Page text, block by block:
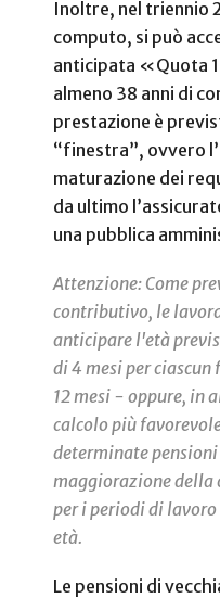
Inoltre, nel triennio
computo, si può
anticipata «Quota
almeno 38 anni di
prestazione è
“finestra”, ovvero
maturazione dei
da ultimo
una pubblica
Attenzione: Come
contributivo, le
anticipare l'età
di 4 mesi per
12 mesi - oppure, in
calcolo più
determinate
maggiorazione
per i periodi di
età.
Le pensioni di